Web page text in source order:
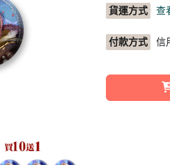
貨運方式 查
付款方式 信